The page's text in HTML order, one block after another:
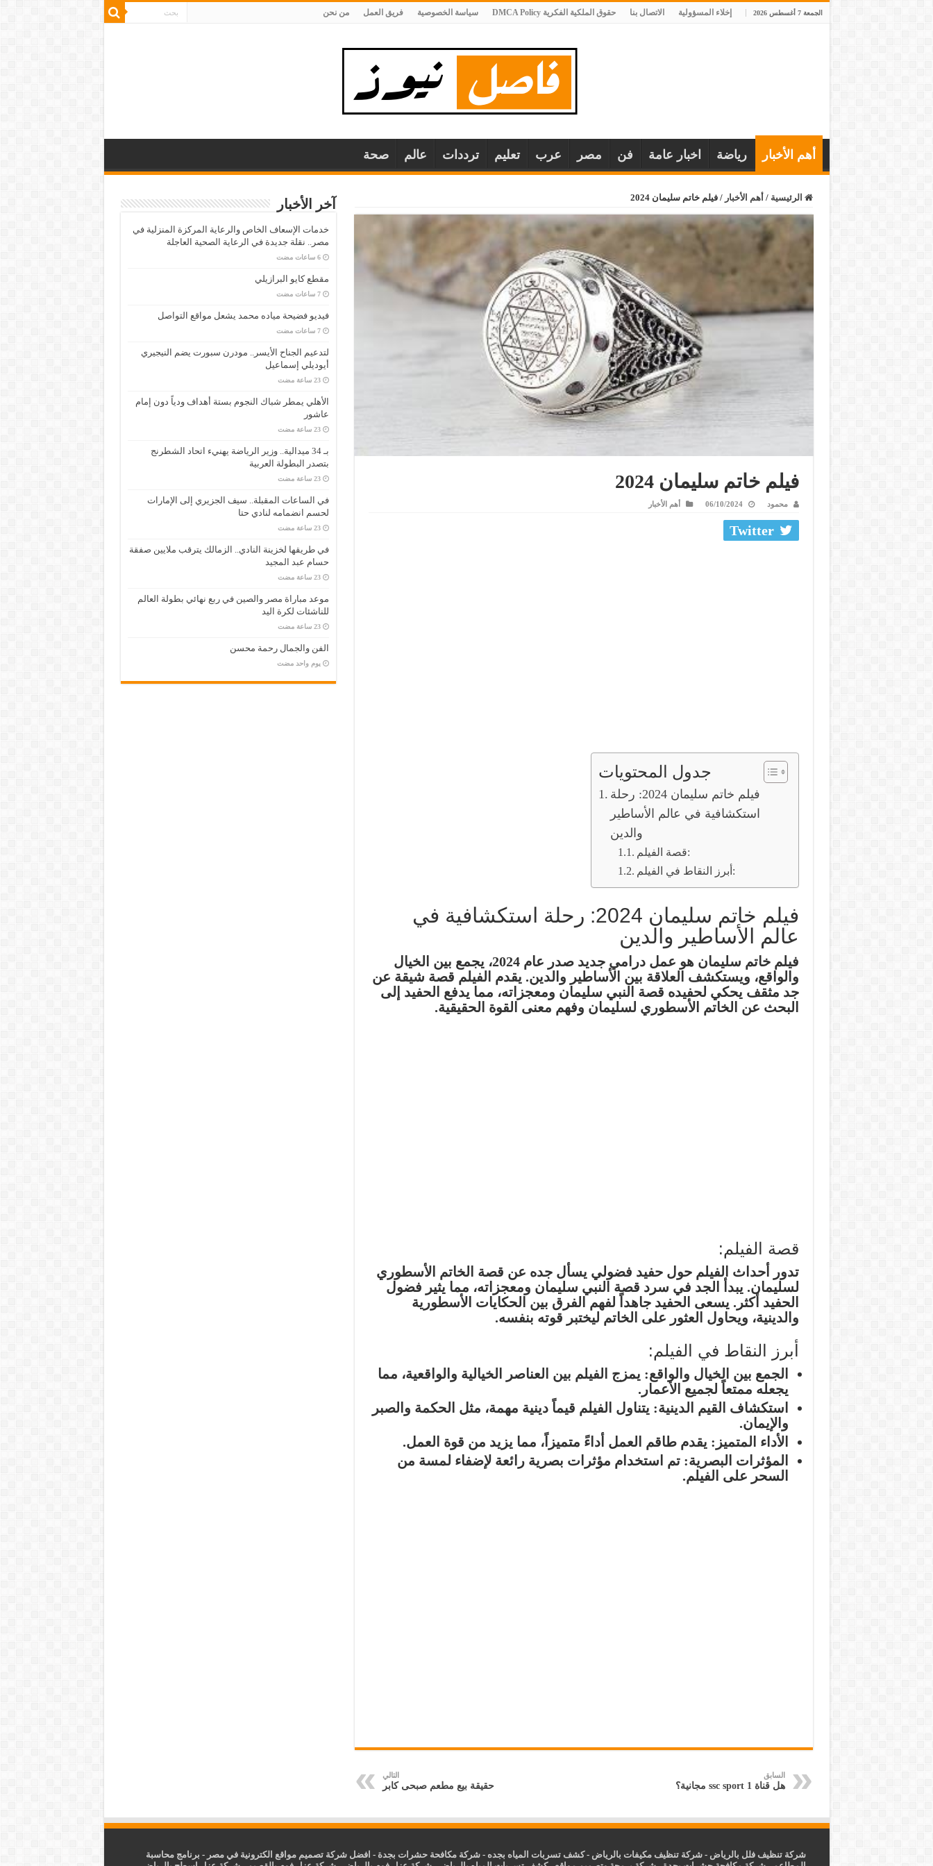
الجمعة 7 أغسطس 2026 إخلاء المسؤولية الاتصال بنا حقوق الملكية الفكرية DMCA Policy سياسة الخصوصية فريق العمل من نحن
أهم الأخبار رياضة اخبار عامة فن مصر عرب تعليم ترددات عالم صحة
الرئيسية / أهم الأخبار / فيلم خاتم سليمان 2024
فيلم خاتم سليمان 2024
محمود 06/10/2024 أهم الأخبار
Twitter
جدول المحتويات
فيلم خاتم سليمان 2024: رحلة
استكشافية في عالم الأساطير
والدين
قصة الفيلم:
أبرز النقاط في الفيلم:
فيلم خاتم سليمان 2024: رحلة استكشافية في
عالم الأساطير والدين
فيلم خاتم سليمان
هو عمل درامي جديد صدر عام 2024، يجمع بين الخيال
والواقع، ويستكشف العلاقة بين الأساطير والدين. يقدم الفيلم قصة شيقة عن
جد مثقف يحكي لحفيده قصة النبي سليمان ومعجزاته، مما يدفع الحفيد إلى
البحث عن الخاتم الأسطوري لسليمان وفهم معنى القوة الحقيقية.
قصة الفيلم:
تدور أحداث الفيلم حول حفيد فضولي يسأل جده عن قصة الخاتم الأسطوري
لسليمان. يبدأ الجد في سرد قصة النبي سليمان ومعجزاته، مما يثير فضول
الحفيد أكثر. يسعى الحفيد جاهداً لفهم الفرق بين الحكايات الأسطورية
والدينية، ويحاول العثور على الخاتم ليختبر قوته بنفسه.
أبرز النقاط في الفيلم:
الجمع بين الخيال والواقع: يمزج الفيلم بين العناصر الخيالية والواقعية، مما
يجعله ممتعاً لجميع الأعمار.
استكشاف القيم الدينية: يتناول الفيلم قيماً دينية مهمة، مثل الحكمة والصبر
والإيمان.
الأداء المتميز: يقدم طاقم العمل أداءً متميزاً، مما يزيد من قوة العمل.
المؤثرات البصرية: تم استخدام مؤثرات بصرية رائعة لإضفاء لمسة من
السحر على الفيلم.
السابق
هل قناة ssc sport 1 مجانية؟
التالي
حقيقة بيع مطعم صبحى كابر
آخر الأخبار
خدمات الإسعاف الخاص والرعاية المركزة المنزلية في
مصر.. نقلة جديدة في الرعاية الصحية العاجلة
‏6 ساعات مضت
مقطع كايو البرازيلي
‏7 ساعات مضت
فيديو فضيحة مياده محمد يشعل مواقع التواصل
‏7 ساعات مضت
لتدعيم الجناح الأيسر.. مودرن سبورت يضم النيجيري
أيوديلي إسماعيل
‏23 ساعة مضت
الأهلي يمطر شباك النجوم بستة أهداف ودياً دون إمام
عاشور
‏23 ساعة مضت
بـ 34 ميدالية.. وزير الرياضة يهنيء اتحاد الشطرنج
بتصدر البطولة العربية
‏23 ساعة مضت
في الساعات المقبلة.. سيف الجزيري إلى الإمارات
لحسم انضمامه لنادي حتا
‏23 ساعة مضت
في طريقها لخزينة النادي.. الزمالك يترقب ملايين صفقة
حسام عبد المجيد
‏23 ساعة مضت
موعد مباراة مصر والصين في ربع نهائي بطولة العالم
للناشئات لكرة اليد
‏23 ساعة مضت
الفن والجمال رحمة محسن
‏يوم واحد مضت
شركة تنظيف فلل بالرياض -شركة تنظيف مكيفات بالرياض -كشف تسربات المياه بجده -شركة مكافحة حشرات بجدة - افضل شركة تصميم مواقع الكترونية في مصر - برنامج محاسبة